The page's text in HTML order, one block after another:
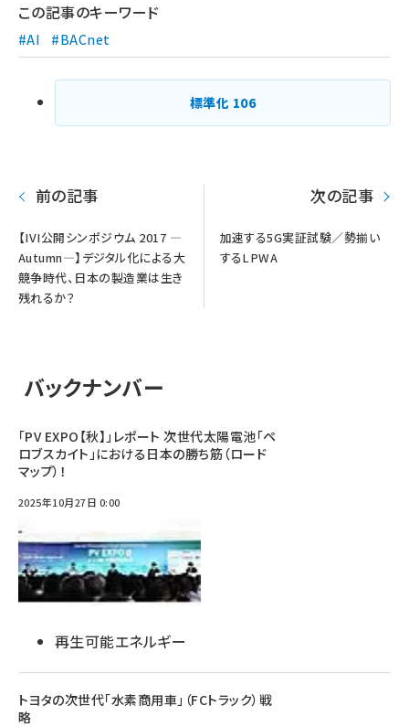
り
この記事のキーワード
#AI #BACnet
標準化 106
前の記事
【IVI公開シンポジウム 2017 —
Autumn—】デジタル化による大
競争時代、日本の製造業は生き
残れるか？
次の記事
加速する5G実証試験／勢揃い
するLPWA
バックナンバー
「PV EXPO【秋】」レポート 次世代太陽電池「ペ
ロブスカイト」における日本の勝ち筋（ロード
マップ）！
2025年10月27日 0:00
再生可能エネルギー
トヨタの次世代「水素商用車」（FCトラック）戦
略